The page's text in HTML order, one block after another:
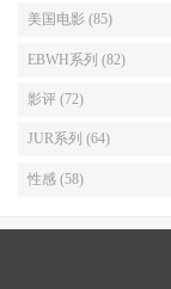
美国电影 (85)
EBWH系列 (82)
影评 (72)
JUR系列 (64)
性感 (58)